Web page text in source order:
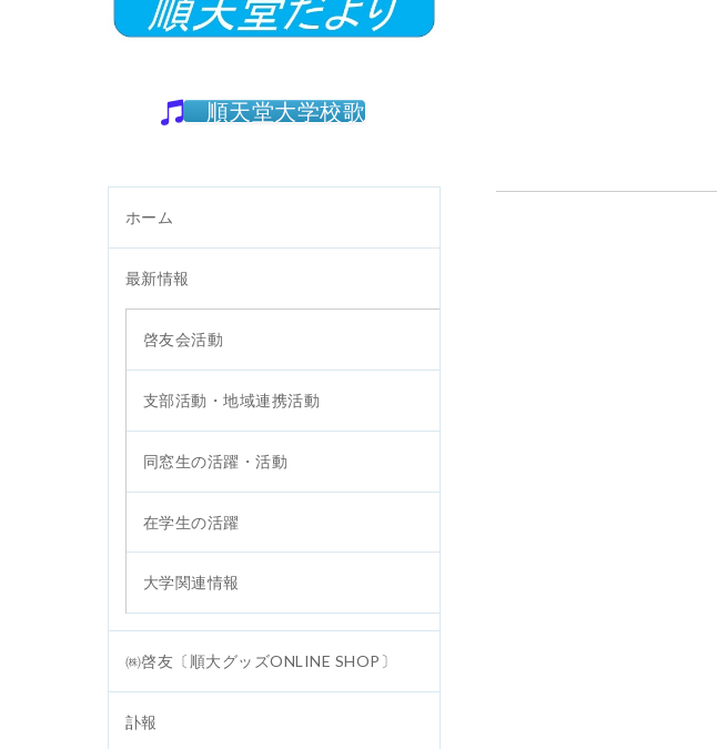
順天堂大学校歌
ホーム
最新情報
啓友会活動
支部活動・地域連携活動
同窓生の活躍・活動
在学生の活躍
大学関連情報
㈱啓友〔順大グッズONLINE SHOP〕
訃報